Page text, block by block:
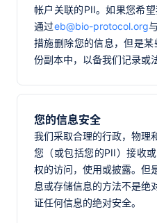
帐户关联的PII。如果您希
通过eb@bio-protocol.org
措施删除您的信息，但是
份副本中，以备我们记录或
您的信息安全
我们采取合理的行政，物理
您（或包括您的PII）接收
权的访问，使用或披露。但
息或存储信息的方法不是绝
证任何信息的绝对安全。